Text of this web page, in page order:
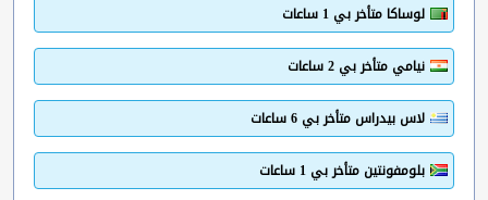
لوساكا متأخر بي 1 ساعات
نيامي متأخر بي 2 ساعات
لاس بيدراس متأخر بي 6 ساعات
بلومفونتين متأخر بي 1 ساعات